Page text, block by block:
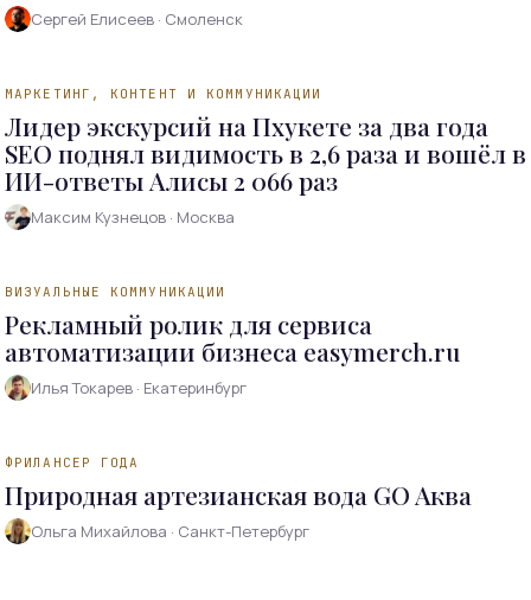
Сергей Елисеев · Смоленск
НОМИНАНТ 2026
МАРКЕТИНГ, КОНТЕНТ И КОММУНИКАЦИИ
Лидер экскурсий на Пхукете за два года
SEO поднял видимость в 2,6 раза и вошёл в
ИИ-ответы Алисы 2 066 раз
Максим Кузнецов · Москва
НОМИНАНТ 2026
ВИЗУАЛЬНЫЕ КОММУНИКАЦИИ
Рекламный ролик для сервиса
автоматизации бизнеса easymerch.ru
Илья Токарев · Екатеринбург
НОМИНАНТ 2026
ФРИЛАНСЕР ГОДА
Природная артезианская вода GO Aква
Ольга Михайлова · Санкт-Петербург